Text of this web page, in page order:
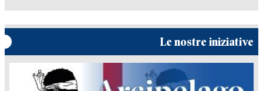
Le nostre iniziative